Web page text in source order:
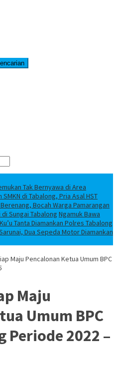
Tak Bernyawa di Area
di Tabalong, Pria Asal HST
Bocah Warga Pamarangan
Sungai Tabalong Ngamuk Bawa
Tanta Diamankan Polres Tabalong
Dua Sepeda Motor Diamankan
Maju Pencalonan Ketua Umum BPC
Maju
Umum BPC
Periode 2022 –